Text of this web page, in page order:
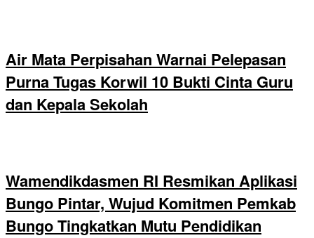
Air Mata Perpisahan Warnai Pelepasan
Purna Tugas Korwil 10 Bukti Cinta Guru
dan Kepala Sekolah
Wamendikdasmen RI Resmikan Aplikasi
Bungo Pintar, Wujud Komitmen Pemkab
Bungo Tingkatkan Mutu Pendidikan